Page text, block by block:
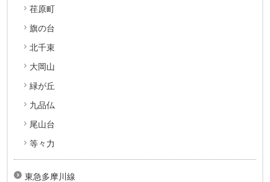
荏原町
旗の台
北千束
大岡山
緑が丘
九品仏
尾山台
等々力
東急多摩川線